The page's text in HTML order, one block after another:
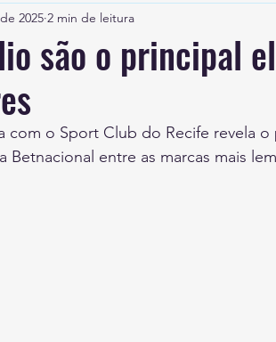
CINCO PERGUNTAS
são o principal
2025 2 min de leitura
com o Sport Club do Recife revela o
Betnacional entre as marcas mais